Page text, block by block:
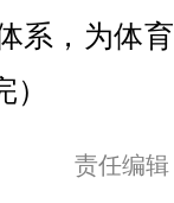
系，为体
责任编